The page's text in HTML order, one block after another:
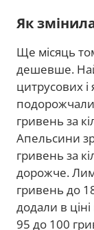
Як
Ще місяць
дешевше.
цитрусових і
гривень за
Апельсини
гривень за
дорожче.
гривень до
додали в
95 до 100